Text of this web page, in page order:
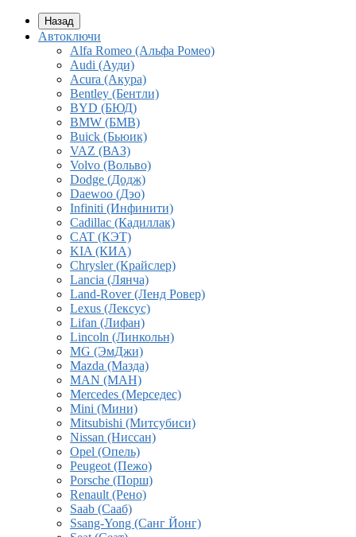
Назад
Автоключи
Alfa Romeo (Альфа Ромео)
Audi (Ауди)
Acura (Акура)
Bentley (Бентли)
BYD (БЮД)
BMW (БМВ)
Buick (Бьюик)
VAZ (ВАЗ)
Volvo (Вольво)
Dodge (Додж)
Daewoo (Дэо)
Infiniti (Инфинити)
Cadillac (Кадиллак)
CAT (КЭТ)
KIA (КИА)
Chrysler (Крайслер)
Lancia (Лянча)
Land-Rover (Ленд Ровер)
Lexus (Лексус)
Lifan (Лифан)
Lincoln (Линкольн)
MG (ЭмДжи)
Mazda (Мазда)
MAN (МАН)
Mercedes (Мерседес)
Mini (Мини)
Mitsubishi (Митсубиси)
Nissan (Ниссан)
Opel (Опель)
Peugeot (Пежо)
Porsche (Порш)
Renault (Рено)
Saab (Сааб)
Ssang-Yong (Санг Йонг)